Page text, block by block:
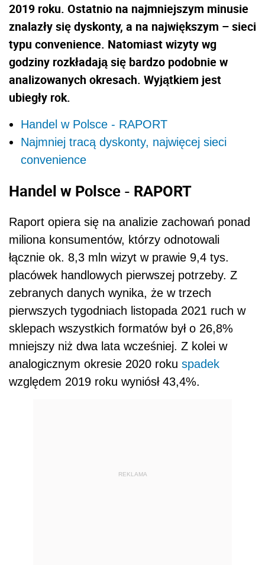
2019 roku. Ostatnio na najmniejszym minusie
znalazły się dyskonty, a na największym – sieci
typu convenience. Natomiast wizyty wg
godziny rozkładają się bardzo podobnie w
analizowanych okresach. Wyjątkiem jest
ubiegły rok.
Handel w Polsce - RAPORT
Najmniej tracą dyskonty, najwięcej sieci
convenience
Handel w Polsce - RAPORT
Raport opiera się na analizie zachowań ponad
miliona konsumentów, którzy odnotowali
łącznie ok. 8,3 mln wizyt w prawie 9,4 tys.
placówek handlowych pierwszej potrzeby. Z
zebranych danych wynika, że w trzech
pierwszych tygodniach listopada 2021 ruch w
sklepach wszystkich formatów był o 26,8%
mniejszy niż dwa lata wcześniej. Z kolei w
analogicznym okresie 2020 roku spadek
względem 2019 roku wyniósł 43,4%.
REKLAMA